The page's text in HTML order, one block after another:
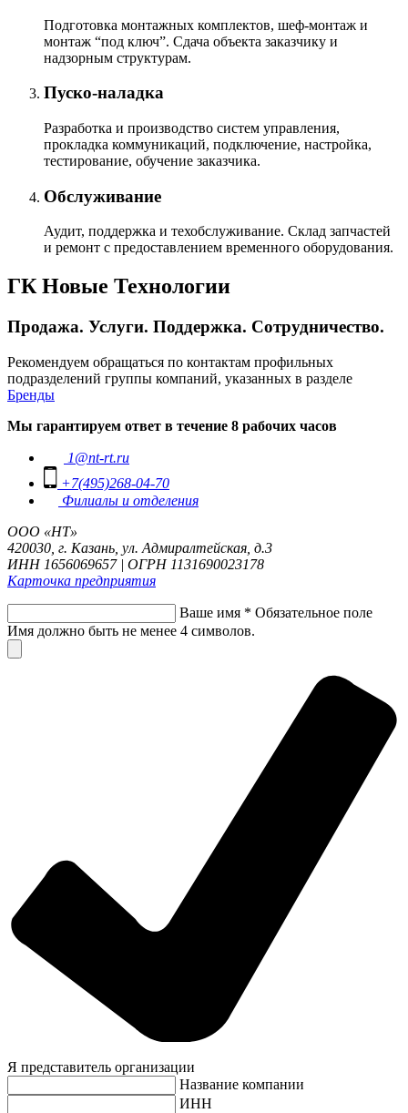
Подготовка монтажных комплектов, шеф-монтаж и
монтаж “под ключ”. Сдача объекта заказчику и
надзорным структурам.
Пуско-наладка
Разработка и производство систем управления,
прокладка коммуникаций, подключение, настройка,
тестирование, обучение заказчика.
Обслуживание
Аудит, поддержка и техобслуживание. Склад запчастей
и ремонт с предоставлением временного оборудования.
ГК Новые Технологии
Продажа. Услуги. Поддержка. Сотрудничество.
Рекомендуем обращаться по контактам профильных
подразделений группы компаний, указанных в разделе
Бренды
Мы гарантируем ответ в течение 8 рабочих часов
1@nt-rt.ru
+7(495)268-04-70
Филиалы и отделения
ООО «НТ»
420030, г. Казань, ул. Адмиралтейская, д.3
ИНН 1656069657 | ОГРН 1131690023178
Карточка предприятия
Ваше имя * Обязательное поле
Имя должно быть не менее 4 символов.
Я представитель организации
Название компании
ИНН